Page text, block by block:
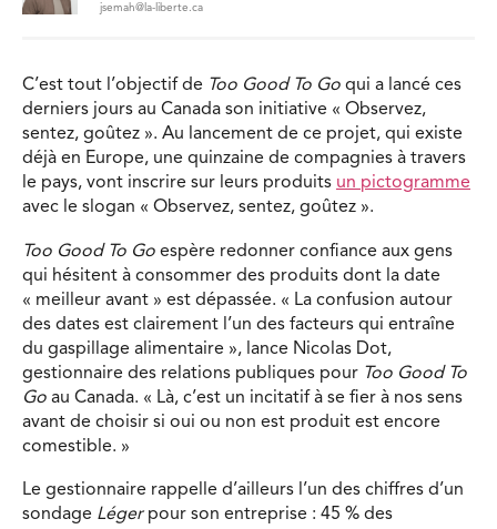
jsemah@la-liberte.ca
C’est tout l’objectif de Too Good To Go qui a lancé ces
derniers jours au Canada son initiative « Observez,
sentez, goûtez ». Au lancement de ce projet, qui existe
déjà en Europe, une quinzaine de compagnies à travers
le pays, vont inscrire sur leurs produits un pictogramme
avec le slogan « Observez, sentez, goûtez ».
Too Good To Go espère redonner confiance aux gens
qui hésitent à consommer des produits dont la date
« meilleur avant » est dépassée. « La confusion autour
des dates est clairement l’un des facteurs qui entraîne
du gaspillage alimentaire », lance Nicolas Dot,
gestionnaire des relations publiques pour Too Good To
Go au Canada. « Là, c’est un incitatif à se fier à nos sens
avant de choisir si oui ou non est produit est encore
comestible. »
Le gestionnaire rappelle d’ailleurs l’un des chiffres d’un
sondage Légerpour son entreprise : 45 % des